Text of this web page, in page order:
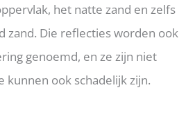
het natte zand en zelfs
zand. Die reflecties worden ook
genoemd, en ze zijn niet
kunnen ook schadelijk zijn.